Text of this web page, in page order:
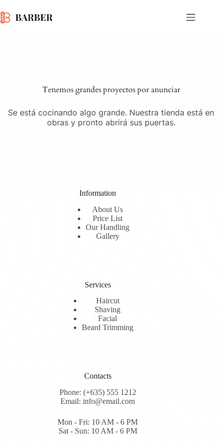
al
contenido
Tenemos grandes proyectos por anunciar
Se está cocinando algo grande. Nuestra tienda está en
obras y pronto abrirá sus puertas.
Information
About Us
Price List
Our Handling
Gallery
Services
Haircut
Shaving
Facial
Beard Trimming
Contacts
Phone: (+635) 555 1212
Email: info@email.com
Mon - Fri: 10 AM - 6 PM
Sat - Sun: 10 AM - 6 PM